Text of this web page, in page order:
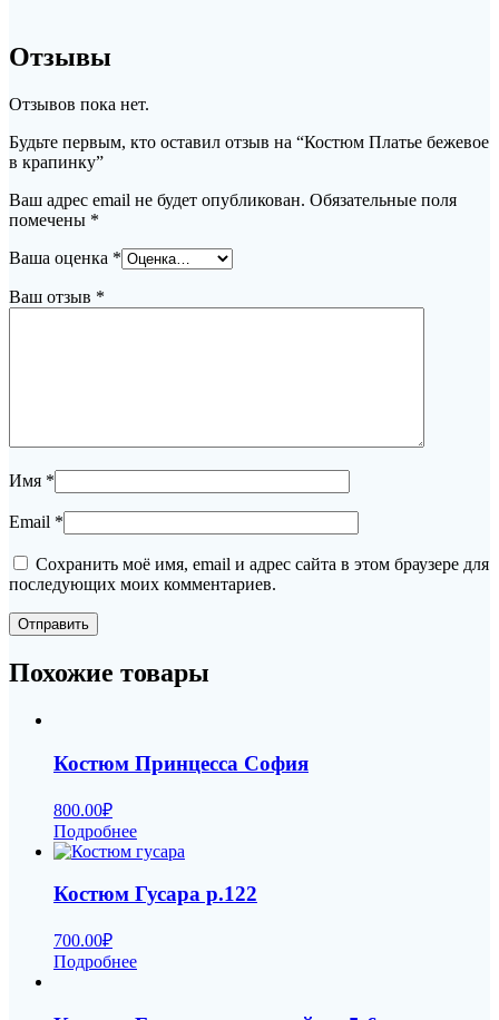
Отзывы
Отзывов пока нет.
Будьте первым, кто оставил отзыв на “Костюм Платье бежевое
в крапинку”
Ваш адрес email не будет опубликован. Обязательные поля
помечены *
Ваша оценка *
Ваш отзыв *
Имя *
Email *
Сохранить моё имя, email и адрес сайта в этом браузере для
последующих моих комментариев.
Похожие товары
Костюм Принцесса София
800.00₽
Подробнее
Костюм Гусара р.122
700.00₽
Подробнее